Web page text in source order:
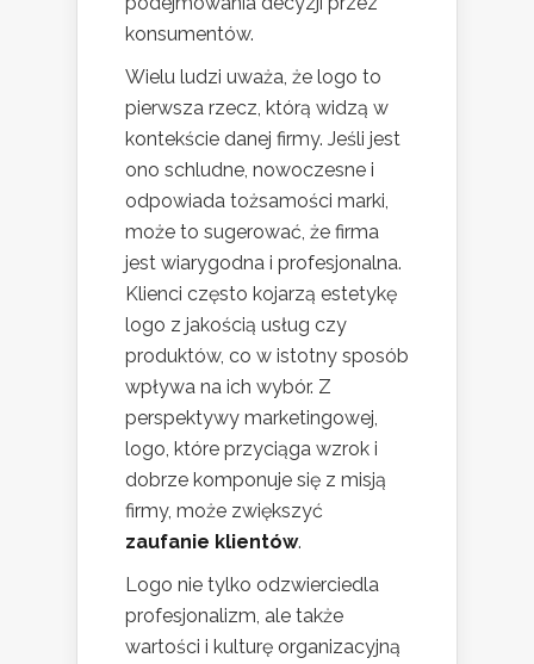
konsumentów.
Wielu ludzi uważa, że logo to
pierwsza rzecz, którą widzą w
kontekście danej firmy. Jeśli jest
ono schludne, nowoczesne i
odpowiada tożsamości marki,
może to sugerować, że firma
jest wiarygodna i profesjonalna.
Klienci często kojarzą estetykę
logo z jakością usług czy
produktów, co w istotny sposób
wpływa na ich wybór. Z
perspektywy marketingowej,
logo, które przyciąga wzrok i
dobrze komponuje się z misją
firmy, może zwiększyć
zaufanie klientów.
Logo nie tylko odzwierciedla
profesjonalizm, ale także
wartości i kulturę organizacyjną